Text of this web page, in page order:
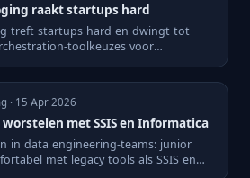
raakt startups hard
treft startups hard en dwingt tot
toolkeuzes voor
· 15 Apr 2026
worstelen met SSIS en Informatica
in data engineering-teams: junior
met legacy tools als SSIS en